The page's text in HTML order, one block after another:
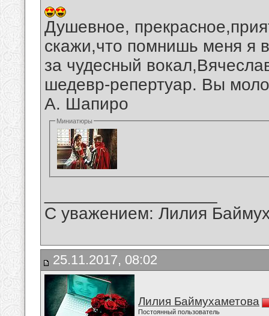
Душевное,
скажи,что помнишь меня я
за чудесный
шедевр-репертуар. Вы
А. Шапиро
Миниатюры
С уважением: Лилия
25.11.2017, 08:02
Лилия Баймухаметова
Постоянный пользователь